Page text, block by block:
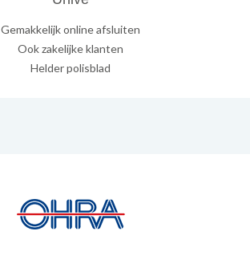
Gemakkelijk online afsluiten
Ook zakelijke klanten
Helder polisblad